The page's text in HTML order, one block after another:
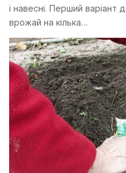
і навесні. Перший варіант
врожай на кілька…